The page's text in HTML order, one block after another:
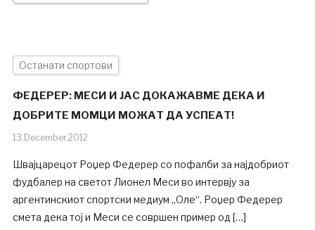
Останати спортови
ФЕДЕРЕР: МЕСИ И ЈАС ДОКАЖАВМЕ ДЕКА И
ДОБРИТЕ МОМЦИ МОЖАТ ДА УСПЕАТ!
13.December.2012
Швајцарецот Роџер Федерер со пофалби за најдобриот
фудбалер на светот Лионел Меси во интервју за
аргентинскиот спортски медиум „Оле“. Роџер Федерер
смета дека тој и Меси се совршен пример од […]